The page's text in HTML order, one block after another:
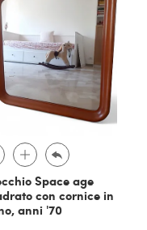
Space age
con cornice in
anni '70